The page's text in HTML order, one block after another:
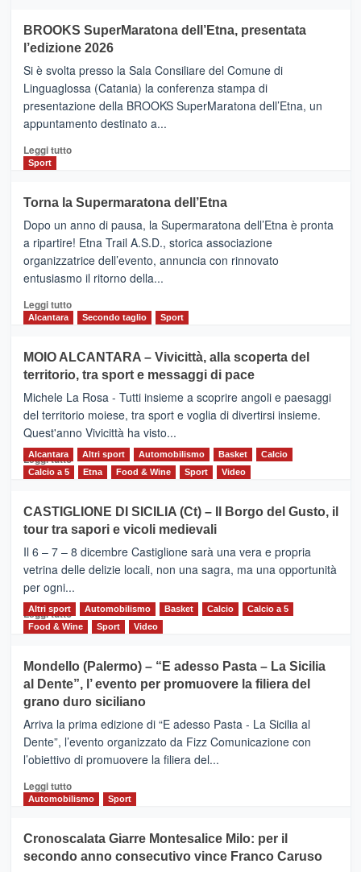
con
la
Al
via
i
collegamenti
BROOKS SuperMaratona dell’Etna, presentata
l’edizione 2026
Si è svolta presso la Sala Consiliare del Comune di
Linguaglossa (Catania) la conferenza stampa di
presentazione della BROOKS SuperMaratona dell’Etna, un
appuntamento destinato a...
Leggi tuttoLeggi
BROOKS
SuperMaratona
dell’Etna,
presentata
l’edizione
2026
Sport
Torna la Supermaratona dell’Etna
Dopo un anno di pausa, la Supermaratona dell’Etna è pronta
a ripartire! Etna Trail A.S.D., storica associazione
organizzatrice dell’evento, annuncia con rinnovato
entusiasmo il ritorno della...
Leggi tuttoLeggi
Torna
la
Supermaratona
dell’Etna
Alcantara Secondo taglio Sport
MOIO ALCANTARA – Vivicittà, alla scoperta del
territorio, tra sport e messaggi di pace
Michele La Rosa - Tutti insieme a scoprire angoli e paesaggi
del territorio moiese, tra sport e voglia di divertirsi insieme.
Quest'anno Vivicittà ha visto...
Leggi tutto Leggi
MOIO
ALCANTARA
–
Vivicittà,
alla
scoperta
del
territorio,
e
messaggi
di
Alcantara Altri sport Automobilismo Basket
Calcio
Calcio a 5
Etna Food & Wine Sport Video
CASTIGLIONE DI SICILIA (Ct) – Il Borgo del Gusto, il
tour tra sapori e vicoli medievali
Il 6 – 7 – 8 dicembre Castiglione sarà una vera e propria
vetrina delle delizie locali, non una sagra, ma una opportunità
per ogni...
Leggi tuttoLeggi
di
CASTIGLIONE
DI
SICILIA
(Ct)
–
Il
Borgo
Gusto,
il
tra
sapori
Altri sport Automobilismo Basket Calcio
Calcio a 5
Food & Wine
Sport Video
Mondello (Palermo) – “E adesso Pasta – La Sicilia
al Dente”, l’ evento per promuovere la filiera del
grano duro siciliano
Arriva la prima edizione di “E adesso Pasta - La Sicilia al
Dente”, l’evento organizzato da Fizz Comunicazione con
l’obiettivo di promuovere la filiera del...
Leggi tuttoLeggi
di
Mondello
(Palermo)
Automobilismo Sport
Cronoscalata Giarre Montesalice Milo: per il
secondo anno consecutivo vince Franco Caruso